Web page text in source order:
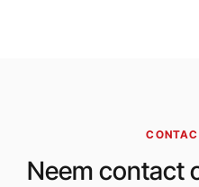
Neem contact